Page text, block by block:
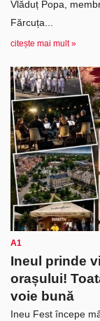
Vlăduț Popa,
Fărcuța...
citește mai mult »
A1
Ineul prinde
orașului!
voie bună
Ineu Fest începe